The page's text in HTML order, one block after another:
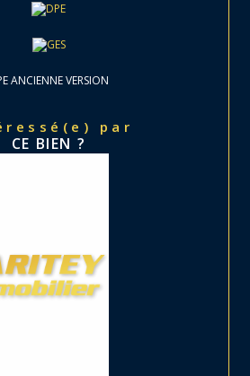
ANCIENNE VERSION
par
CE BIEN ?